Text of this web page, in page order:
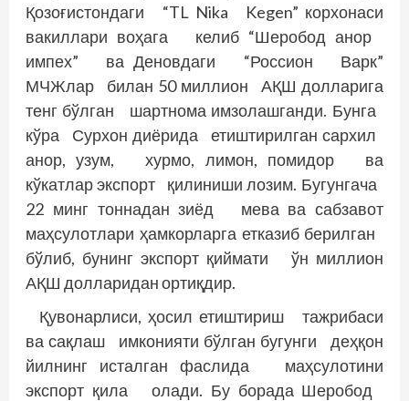
Қозоғистондаги “TL Nika Kegen” корхонаси
вакиллари воҳага келиб “Шеробод анор
импех” ва Деновдаги “Россион Варк”
МЧЖлар билан 50 миллион АҚШ долларига
тенг бўлган шартнома имзолашганди. Бунга
кўра Сурхон диёрида етиштирилган сархил
анор, узум, хурмо, лимон, помидор ва
кўкатлар экспорт қилиниши лозим. Бугунгача
22 минг тоннадан зиёд мева ва сабзавот
маҳсулотлари ҳамкорларга етказиб берилган
бўлиб, бунинг экспорт қиймати ўн миллион
АҚШ долларидан ортиқдир.
Қувонарлиси, ҳосил етиштириш таж­рибаси
ва сақлаш имконияти бўлган бугунги деҳқон
йилнинг исталган фаслида маҳсулотини
экспорт қила олади. Бу борада Шеробод